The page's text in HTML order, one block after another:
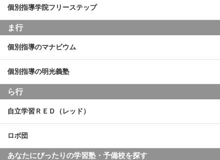
個別指導学院フリーステップ
ま行
個別指導のマナビウム
個別指導の明光義塾
ら行
自立学習ＲＥＤ（レッド）
ロボ団
あなたにぴったりの学習塾・予備校を探す